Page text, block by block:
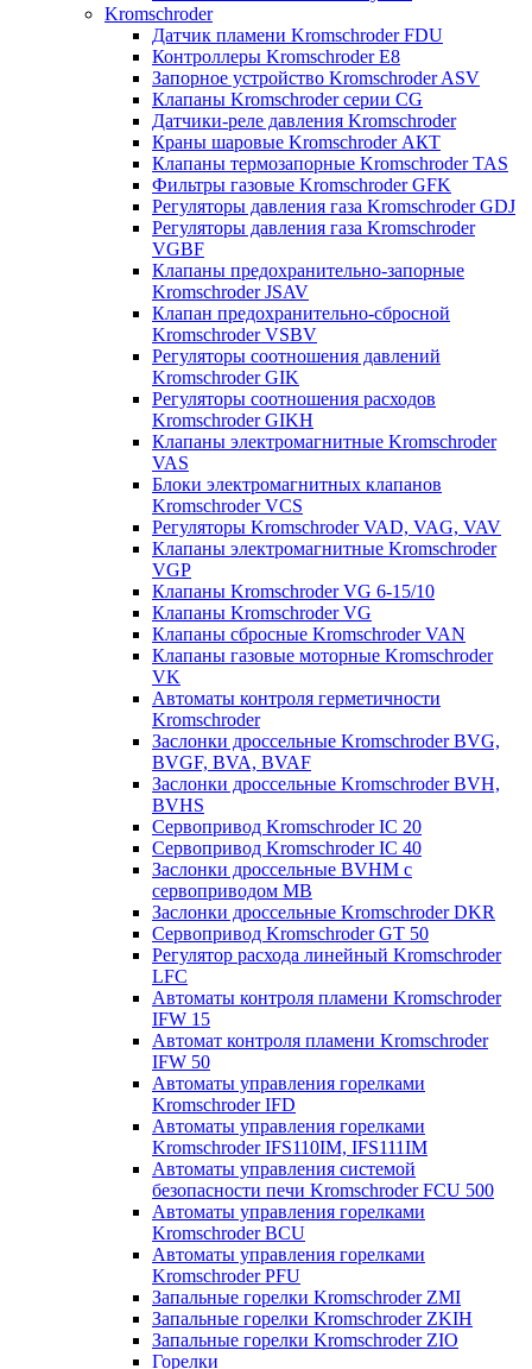
Kromschroder
Датчик пламени Kromschroder FDU
Контроллеры Kromschroder E8
Запорное устройство Kromschroder ASV
Клапаны Kromschroder серии CG
Датчики-реле давления Kromschroder
Краны шаровые Kromschroder АКТ
Клапаны термозапорные Kromschroder TAS
Фильтры газовые Kromschroder GFK
Регуляторы давления газа Kromschroder GDJ
Регуляторы давления газа Kromschroder
VGBF
Клапаны предохранительно-запорные
Kromschroder JSAV
Клапан предохранительно-сбросной
Kromschroder VSBV
Регуляторы соотношения давлений
Kromschroder GIK
Регуляторы соотношения расходов
Kromschroder GIKH
Клапаны электромагнитные Kromschroder
VAS
Блоки электромагнитных клапанов
Kromschroder VCS
Регуляторы Kromschroder VAD, VAG, VAV
Клапаны электромагнитные Kromschroder
VGP
Клапаны Kromschroder VG 6-15/10
Клапаны Kromschroder VG
Клапаны сбросные Kromschroder VAN
Клапаны газовые моторные Kromschroder
VK
Автоматы контроля герметичности
Kromschroder
Заслонки дроссельные Kromschroder BVG,
BVGF, BVA, BVAF
Заслонки дроссельные Kromschroder BVH,
BVHS
Сервопривод Kromschroder IC 20
Сервопривод Kromschroder IC 40
Заслонки дроссельные BVHM с
сервоприводом МВ
Заслонки дроссельные Kromschroder DKR
Cервопривод Kromschroder GT 50
Регулятор расхода линейный Kromschroder
LFC
Автоматы контроля пламени Kromschroder
IFW 15
Автомат контроля пламени Kromschroder
IFW 50
Автоматы управления горелками
Kromschroder IFD
Автоматы управления горелками
Kromschroder IFS110IM, IFS111IM
Автоматы управления системой
безопасности печи Kromschroder FCU 500
Автоматы управления горелками
Kromschroder BCU
Автоматы управления горелками
Kromschroder PFU
Запальные горелки Kromschroder ZМI
Запальные горелки Kromschroder ZKIH
Запальные горелки Kromschroder ZIO
Горелки